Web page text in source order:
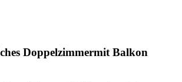
Doppelzimmermit Balkon